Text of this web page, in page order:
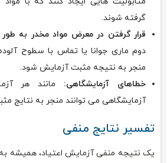
گرفته شوند.
قرار گرفتن در معرض مواد مخدر به
دوم ماری جوانا یا تماس با سطوح
منجر به نتیجه مثبت آزمایش شود.
خطاهای آزمایشگاهی: مانند هر
آزمایشگاهی می توانند منجر به نتایج
تفسیر نتایج منفی
یک نتیجه منفی آزمایش اعتیاد، همیشه